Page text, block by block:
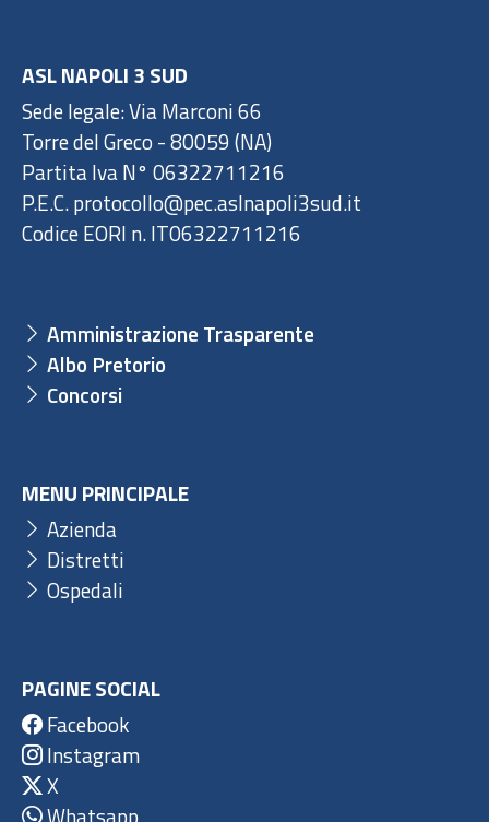
ASL NAPOLI 3 SUD
Sede legale: Via Marconi 66
Torre del Greco - 80059 (NA)
Partita Iva N° 06322711216
P.E.C. protocollo@pec.aslnapoli3sud.it
Codice EORI n. IT06322711216
Amministrazione Trasparente
Albo Pretorio
Concorsi
MENU PRINCIPALE
Azienda
Distretti
Ospedali
PAGINE SOCIAL
Facebook
Instagram
X